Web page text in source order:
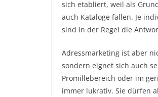
sich etabliert, weil als
auch Kataloge fallen. Je
sind in der Regel die
Adressmarketing ist aber
sondern eignet sich auch
Promillebereich oder im
immer lukrativ. Sie dürfen